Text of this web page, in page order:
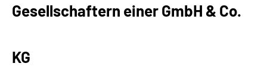
Experten
Gesellschaftern einer GmbH & Co.
KG